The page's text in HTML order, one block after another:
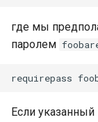
где мы
паролем
Если